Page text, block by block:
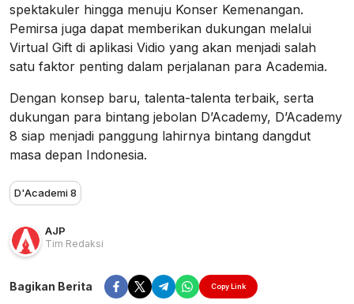
spektakuler hingga menuju Konser Kemenangan.
Pemirsa juga dapat memberikan dukungan melalui
Virtual Gift di aplikasi Vidio yang akan menjadi salah
satu faktor penting dalam perjalanan para Academia.
Dengan konsep baru, talenta-talenta terbaik, serta
dukungan para bintang jebolan D’Academy, D’Academy
8 siap menjadi panggung lahirnya bintang dangdut
masa depan Indonesia.
D'Academi 8
AJP
Tim Redaksi
Bagikan Berita Copy Link